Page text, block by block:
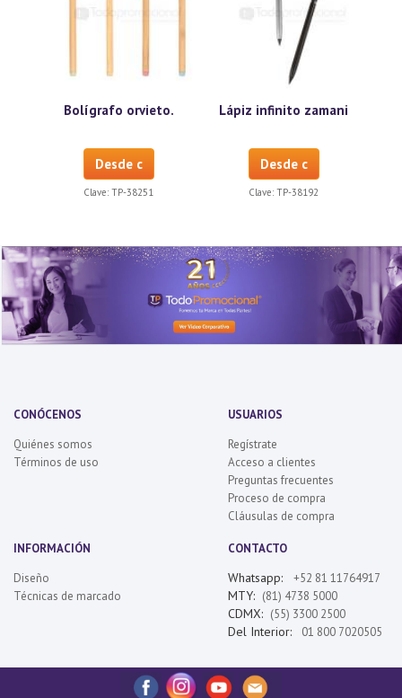
Bolígrafo orvieto.
Desde c
Clave: TP-38251
Lápiz infinito zamani
Desde c
Clave: TP-38192
CONÓCENOS
Quiénes somos
Términos de uso
USUARIOS
Regístrate
Acceso a clientes
Preguntas frecuentes
Proceso de compra
Cláusulas de compra
INFORMACIÓN
Diseño
Técnicas de marcado
CONTACTO
Whatsapp: +52 81 11764917
MTY: (81) 4738 5000
CDMX: (55) 3300 2500
Del Interior: 01 800 7020505